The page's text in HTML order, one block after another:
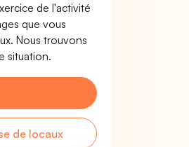
de l'activité
que vous
Nous trouvons
situation.
de locaux